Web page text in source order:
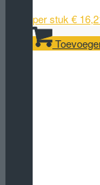
per stuk €